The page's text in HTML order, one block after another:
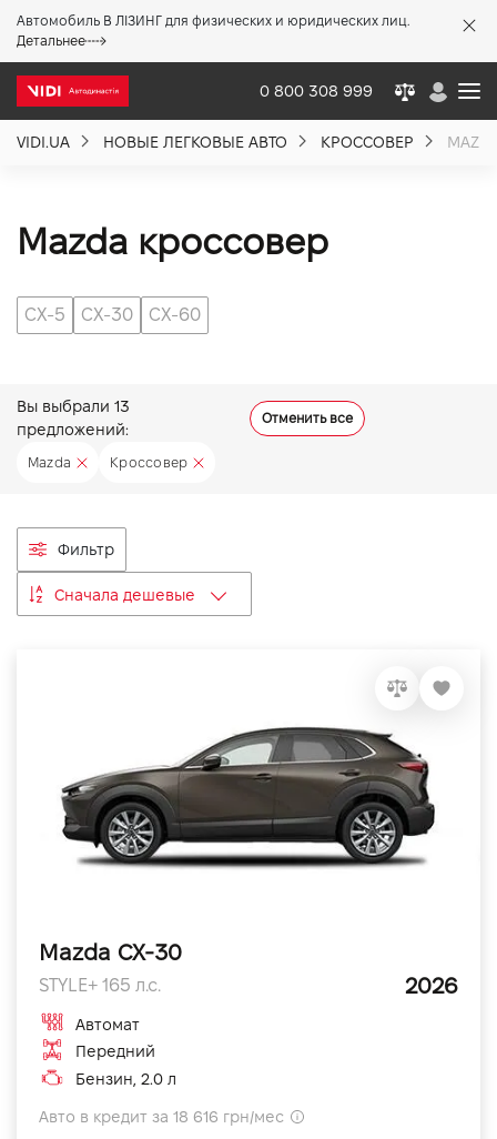
Автомобиль В ЛІЗИНГ для физических и юридических лиц.
Детальнее
0 800 308 999
VIDI.UA НОВЫЕ ЛЕГКОВЫЕ АВТО КРОССОВЕР
Mazda кроссовер
CX-5 CX-30 CX-60
Вы выбрали 13
предложений:
Отменить все
Mazda Кроссовер
Фильтр
Сначала дешевые
Mazda CX-30
STYLE+ 165 л.с. 2026
Автомат
Передний
Бензин, 2.0 л
Авто в кредит за 18 616 грн/мес
Акции %
Новости
Контакты